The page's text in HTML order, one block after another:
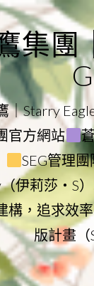
團
｜Starry
官方網站
SEG管理團
伊莉莎・S
構，追求效
版計畫（